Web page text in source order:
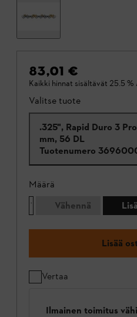
83,01 €
Kaikki hinnat sisältävät 25.5 %
Valitse tuote
.325", Rapid Duro 3
mm, 56 DL
Tuotenumero
Määrä
Vähennä
Lisää
Vertaa
Ilmainen toimitus